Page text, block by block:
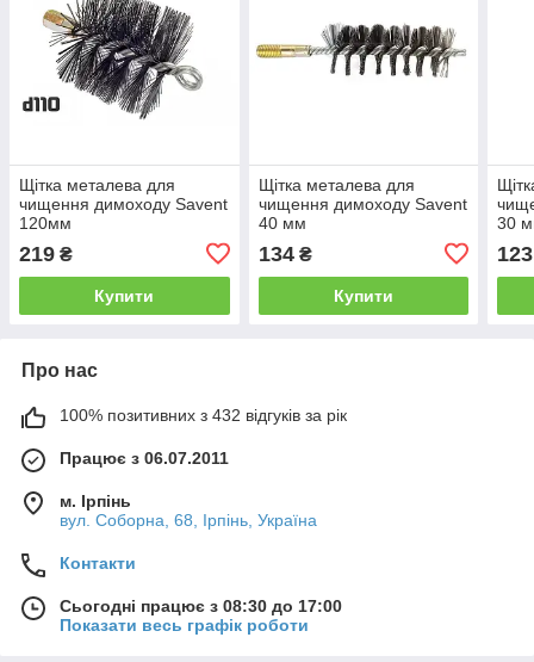
Щітка металева для
чищення димоходу Savent
120мм
219 ₴
Купити
Щітка металева для
чищення димоходу Savent
40 мм
134₴
Купити
30
123
Про нас
100% позитивних з 432 відгуків за рік
Працює з 06.07.2011
м. Ірпінь
вул. Соборна, 68, Ірпінь, Україна
Контакти
Сьогодні працює з 08:30 до 17:00
Показати весь графік роботи